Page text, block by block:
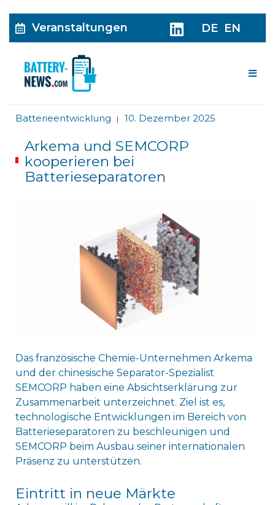
Veranstaltungen DE EN
Batterieentwicklung | 10. Dezember 2025
Arkema und SEMCORP
kooperieren bei
Batterieseparatoren
Das französische Chemie-Unternehmen Arkema
und der chinesische Separator-Spezialist
SEMCORP haben eine Absichtserklärung zur
Zusammenarbeit unterzeichnet. Ziel ist es,
technologische Entwicklungen im Bereich von
Batterieseparatoren zu beschleunigen und
SEMCORP beim Ausbau seiner internationalen
Präsenz zu unterstützen.
Eintritt in neue Märkte